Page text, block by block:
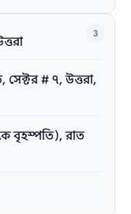
3
# ৭, উত্তরা,
বৃহস্পতি), রাত